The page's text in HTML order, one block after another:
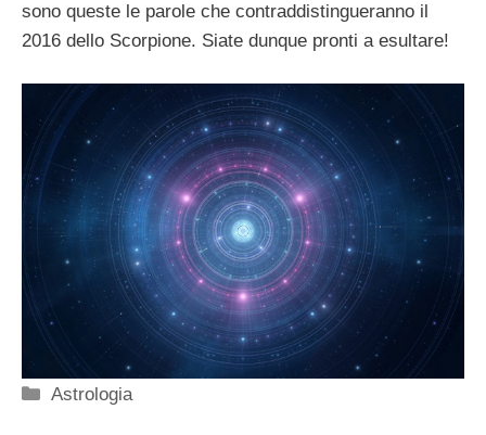
sono queste le parole che contraddistingueranno il
2016 dello Scorpione. Siate dunque pronti a esultare!
Categorie
Astrologia